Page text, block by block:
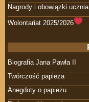
Nagrody i obowiązki ucznia
Wolontariat 2025/2026
Biografia Jana Pawła II
Twórczość papieża
Anegdoty o papieżu